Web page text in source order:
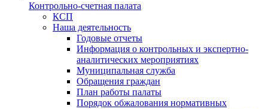
Контрольно-счетная палата
КСП
Наша деятельность
Годовые отчеты
Информация о контрольных и экспертно-
аналитических мероприятиях
Муниципальная служба
Обращения граждан
План работы палаты
Порядок обжалования нормативных